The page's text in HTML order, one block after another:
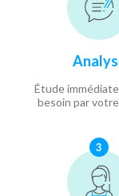
Étude
besoin par
3